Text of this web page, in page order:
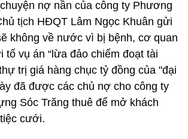
nợ nần của công ty Phương
tịch HĐQT Lâm Ngọc Khuân gửi
không về nước vì bị bệnh, cơ quan
tố vụ án “lừa đảo chiếm đoạt tài
trị giá hàng chục tỷ đồng của "đại
đã được các chủ nợ cho công ty
Sóc Trăng thuê để mở khách
cưới.